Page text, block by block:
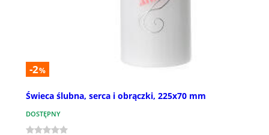
-2%
Świeca ślubna, serca i obrączki, 225x70 mm
DOSTĘPNY